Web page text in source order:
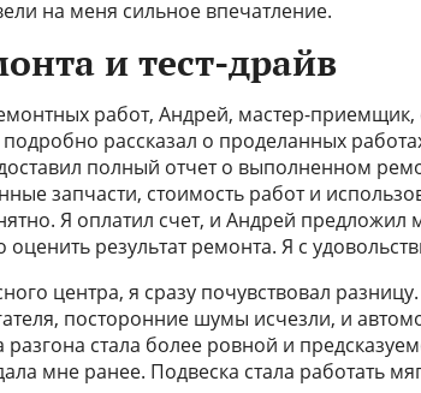
на меня сильное впечатление.
и тест-драйв
работ, Андрей, мастер-
рассказал о проделанных
полный отчет о выполненном
запчасти, стоимость работ и
Я оплатил счет, и Андрей предложил
результат ремонта. Я с
центра, я сразу почувствовал
посторонние шумы исчезли, и
стала более ровной и
мне ранее. Подвеска стала работать